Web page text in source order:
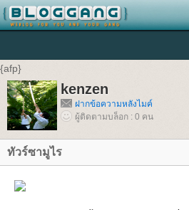
{afp}
kenzen
ฝากข้อความหลังไมค์
ผู้ติดตามบล็อก : 0 คน
ทัวร์ซามูไร